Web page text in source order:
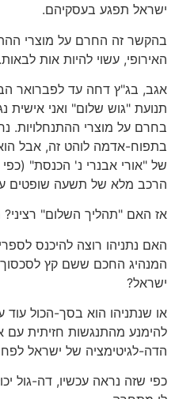
ישראל תפגע בעסקיהם.
בהקשר זה החרם על מוצרי
האירופי, עשוי להיות אות לבאות.
אגב, בג"ץ דחה עד לפברואר
תנועת "גוש שלום" ואני
בחרם על מוצרי
בתפוח-אדמה לוהט זה, אבל
של "אורי אבנרי נ' הכנסת"
הרכב מלא של תשעה שופטים
אז האם "תהליך השלום" רציני?
האם נתניהו רוצה להיכנס
ישראל?
או שנתניהו הוא בסך-הכול עוד
להימנע מהתנגשות חזיתית עם
הדה-לגיטימציה של ישראל
כפי שזה נראה עכשיו, דה-גול